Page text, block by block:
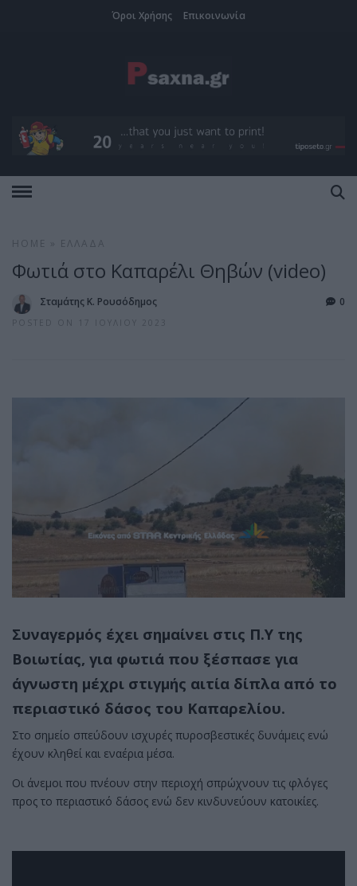
Όροι Χρήσης Επικοινωνία
HOME ΕΛΛΆΔΑ
Φωτιά στο Καπαρέλι Θηβών (video)
Σταμάτης Κ. Ρουσόδημος
POSTED ON 17 ΙΟΥΛΊΟΥ 2023
0
Συναγερμός έχει σημαίνει στις Π.Υ της
Βοιωτίας, για φωτιά που ξέσπασε για
άγνωστη μέχρι στιγμής αιτία δίπλα από το
περιαστικό δάσος του Καπαρελίου.
Στο σημείο σπεύδουν ισχυρές πυροσβεστικές δυνάμεις ενώ
έχουν κληθεί και εναέρια μέσα.
Οι άνεμοι που πνέουν στην περιοχή σπρώχνουν τις φλόγες
προς το περιαστικό δάσος ενώ δεν κινδυνεύουν κατοικίες.